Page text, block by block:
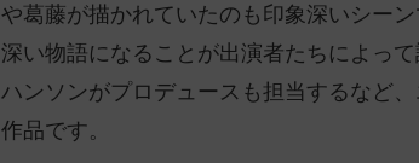
葛藤が描かれていたのも印象深いシーン
い物語になることが出演者たちによって
ンソンがプロデュースも担当するなど
品です。